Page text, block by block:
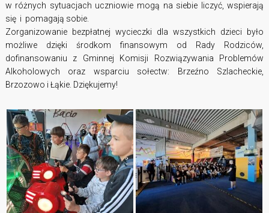
w różnych sytuacjach uczniowie mogą na siebie liczyć, wspierają
się i pomagają sobie.
Zorganizowanie bezpłatnej wycieczki dla wszystkich dzieci było
możliwe dzięki środkom finansowym od Rady Rodziców,
dofinansowaniu z Gminnej Komisji Rozwiązywania Problemów
Alkoholowych oraz wsparciu sołectw: Brzeźno Szlacheckie,
Brzozowo i Łąkie. Dziękujemy!